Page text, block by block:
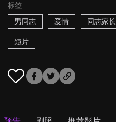
标签
男同志
爱情 同志家长
短片